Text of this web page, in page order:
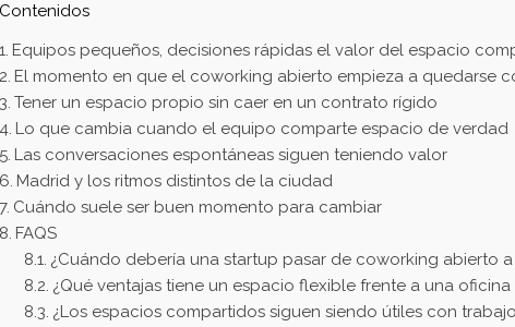
Contenidos
Equipos pequeños, decisiones rápidas el valor del espacio
El momento en que el coworking abierto empieza a quedarse
Tener un espacio propio sin caer en un contrato rígido
Lo que cambia cuando el equipo comparte espacio de verdad
Las conversaciones espontáneas siguen teniendo valor
Madrid y los ritmos distintos de la ciudad
Cuándo suele ser buen momento para cambiar
FAQS
¿Cuándo debería una startup pasar de coworking abierto
¿Qué ventajas tiene un espacio flexible frente a una
¿Los espacios compartidos siguen siendo útiles con